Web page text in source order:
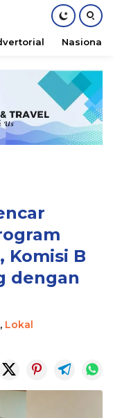
Nasional
Komisi B
dengan
, Lokal